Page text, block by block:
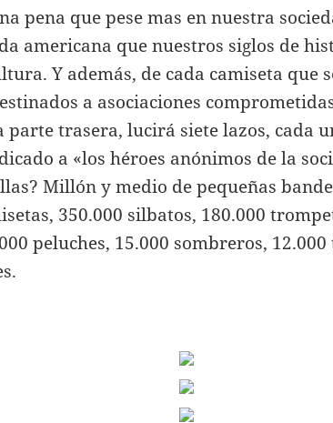
pena que pese mas en nuestra
americana que nuestros siglos de
Y además, de cada camiseta que
a asociaciones
parte trasera, lucirá siete lazos, cada
a «los héroes anónimos de la
Millón y medio de pequeñas
350.000 silbatos, 180.000
peluches, 15.000 sombreros,